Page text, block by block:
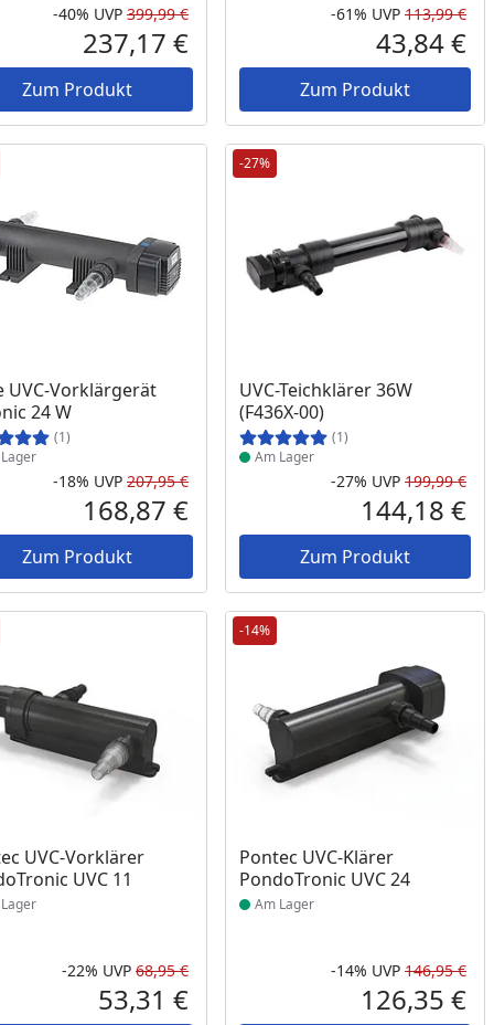
Preis Rabatt in Prozent
-40%
Ursprünglicher Preis
UVP 399,99 €
Aktueller Preis
237,17 €
Zum Produkt
-61% UVP 113,99 €
43,84 €
Zum Produkt
Preis
UVC-Vorklärgerät
24 W
(1)
am Lager
Rabatt in Prozent
-18%
Ursprünglicher Preis
UVP 207,95 €
Aktueller Preis
168,87 €
Zum Produkt
-27%
UVC-Teichklärer 36W
(F436X-00)
(1)
Produkt am Lager
Am Lager
-27% UVP 199,99 €
144,18 €
Zum Produkt
Preis
UVC-Vorklärer
UVC 11
am Lager
Rabatt in Prozent
-22%
Ursprünglicher Preis
UVP 68,95 €
Aktueller Preis
53,31 €
-14%
Pontec UVC-Klärer
PondoTronic UVC 24
Produkt am Lager
Am Lager
-14% UVP 146,95 €
126,35 €